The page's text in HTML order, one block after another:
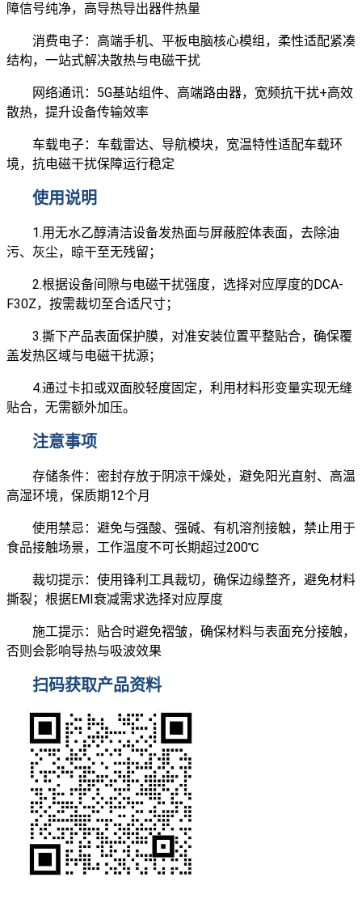
障信号纯净，高导热导出器件热量
消费电子：高端手机、平板电脑核心模组，柔性适配紧凑
结构，一站式解决散热与电磁干扰
网络通讯：5G基站组件、高端路由器，宽频抗干扰+高效
散热，提升设备传输效率
车载电子：车载雷达、导航模块，宽温特性适配车载环
境，抗电磁干扰保障运行稳定
使用说明
1.用无水乙醇清洁设备发热面与屏蔽腔体表面，去除油
污、灰尘，晾干至无残留；
2.根据设备间隙与电磁干扰强度，选择对应厚度的DCA-
F30Z，按需裁切至合适尺寸；
3.撕下产品表面保护膜，对准安装位置平整贴合，确保覆
盖发热区域与电磁干扰源；
4.通过卡扣或双面胶轻度固定，利用材料形变量实现无缝
贴合，无需额外加压。
注意事项
存储条件：密封存放于阴凉干燥处，避免阳光直射、高温
高湿环境，保质期12个月
使用禁忌：避免与强酸、强碱、有机溶剂接触，禁止用于
食品接触场景，工作温度不可长期超过200℃
裁切提示：使用锋利工具裁切，确保边缘整齐，避免材料
撕裂；根据EMI衰减需求选择对应厚度
施工提示：贴合时避免褶皱，确保材料与表面充分接触，
否则会影响导热与吸波效果
扫码获取产品资料